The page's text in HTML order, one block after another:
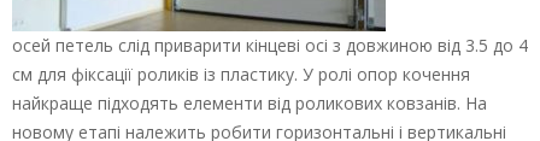
осей петель слід приварити кінцеві осі з довжиною від 3.5 до 4
см для фіксації роликів із пластику. У ролі опор кочення
найкраще підходять елементи від роликових ковзанів. На
новому етапі належить робити горизонтальні і вертикальні